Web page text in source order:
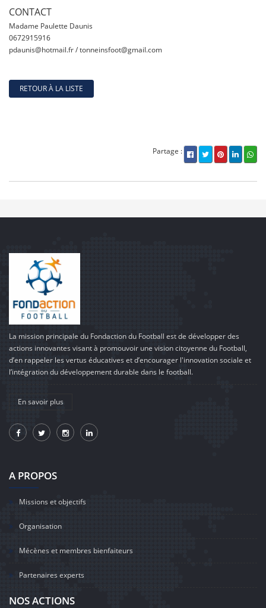
CONTACT
Madame Paulette Daunis
0672915916
pdaunis@hotmail.fr / tonneinsfoot@gmail.com
RETOUR À LA LISTE
Partage :
La mission principale du Fondaction du Football est de développer des
actions innovantes visant à promouvoir une vision citoyenne du Football,
d’en rappeler les vertus éducatives et d’encourager l'innovation sociale et
l’intégration du développement durable dans le football.
En savoir plus
A PROPOS
Missions et objectifs
Organisation
Mécènes et membres bienfaiteurs
Partenaires experts
NOS ACTIONS